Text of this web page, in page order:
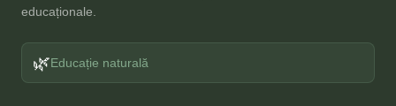
educaționale.
🌿Educație naturală